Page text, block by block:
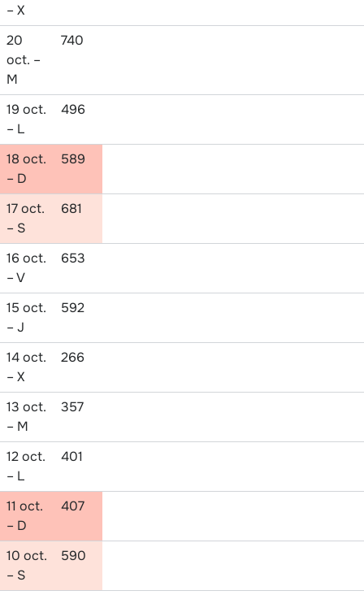
– X
20
oct. –
M
740
19 oct.
– L
496
18 oct.
– D
589
17 oct.
– S
681
16 oct.
– V
653
15 oct.
– J
592
14 oct.
– X
266
13 oct.
– M
357
12 oct.
– L
401
11 oct.
– D
407
10 oct.
– S
590